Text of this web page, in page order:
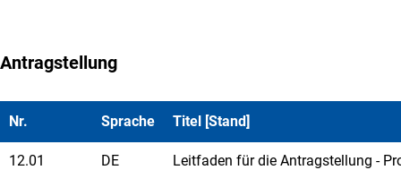
Antragstellung
Nr. Sprache Titel [Stand]
12.01 DE
Leitfaden für die Antragstellung -